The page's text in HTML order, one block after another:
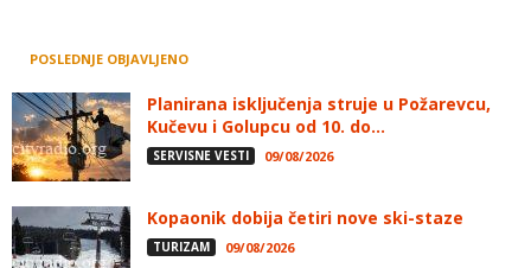
POSLEDNJE OBJAVLJENO
Planirana isključenja struje u Požarevcu,
Kučevu i Golupcu od 10. do...
SERVISNE VESTI 09/08/2026
Kopaonik dobija četiri nove ski-staze
TURIZAM 09/08/2026